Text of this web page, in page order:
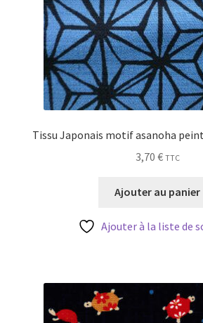
Tissu Japonais motif asanoha
3,70 € TTC
Ajouter au panier
Ajouter à la liste de